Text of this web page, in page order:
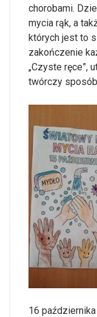
chorobami.
mycia rąk, a
których jest to
zakończenie
„Czyste ręce”,
twórczy
16